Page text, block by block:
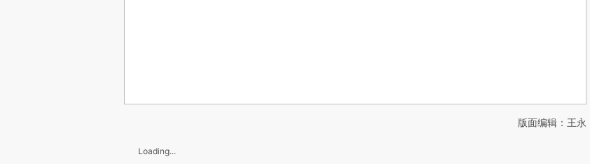
版面编辑：王永
Loading...